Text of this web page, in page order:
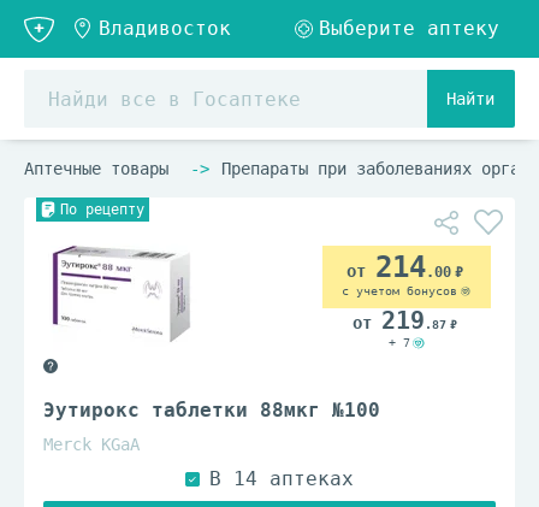
Найти
Аптечные товары Препараты при заболеваниях
По рецепту
Эутирокс таблетки 88мкг №100
Merck KGaA
214.00
с учетом бонусов
219 .87
+ 7